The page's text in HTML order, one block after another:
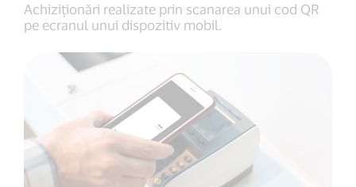
Achiziționări realizate prin scanarea unui cod QR
pe ecranul unui dispozitiv mobil.